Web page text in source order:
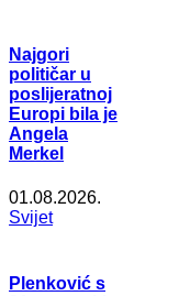
Najgori
političar u
poslijeratnoj
Europi bila je
Angela
Merkel
01.08.2026.
Svijet
Plenković s